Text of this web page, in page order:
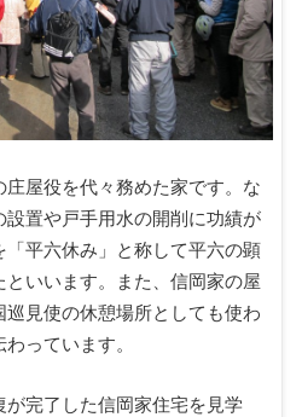
屋役を代々務めた家です。な
置や戸手用水の開削に功績が
平六休み」と称して平六の顕
いいます。また、信岡家の屋
見使の休憩場所としても使わ
っています。
完了した信岡家住宅を見学